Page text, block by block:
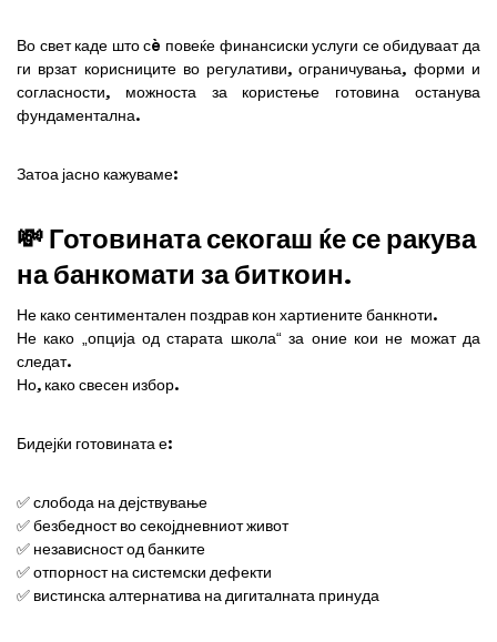
Во свет каде што сè повеќе финансиски услуги се обидуваат да
ги врзат корисниците во регулативи, ограничувања, форми и
согласности, можноста за користење готовина останува
фундаментална.
Затоа јасно кажуваме:
💸 Готовината секогаш ќе се ракува
на банкомати за биткоин.
Не како сентиментален поздрав кон хартиените банкноти.
Не како „опција од старата школа“ за оние кои не можат да
следат.
Но, како свесен избор.
Бидејќи готовината е:
✅ слобода на дејствување
✅ безбедност во секојдневниот живот
✅ независност од банките
✅ отпорност на системски дефекти
✅ вистинска алтернатива на дигиталната принуда